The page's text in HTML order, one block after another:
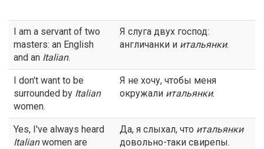
I am a servant of two
masters: an English
and an Italian.
Я слуга двух господ:
англичанки и итальянки.
I don't want to be
surrounded by Italian
women.
Я не хочу, чтобы меня
окружали итальянки.
Yes, I've always heard
Italianwomen are
Да, я слыхал, что итальянки
довольно-таки свирепы.